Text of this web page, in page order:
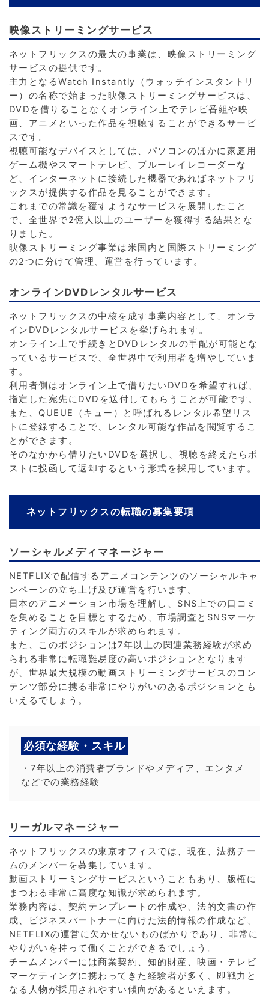
映像ストリーミングサービス
ネットフリックスの最大の事業は、映像ストリーミング
サービスの提供です。
主力となるWatch Instantly（ウォッチインスタントリ
ー）の名称で始まった映像ストリーミングサービスは、
DVDを借りることなくオンライン上でテレビ番組や映
画、アニメといった作品を視聴することができるサービ
スです。
視聴可能なデバイスとしては、パソコンのほかに家庭用
ゲーム機やスマートテレビ、ブルーレイレコーダーな
ど、インターネットに接続した機器であればネットフリ
ックスが提供する作品を見ることができます。
これまでの常識を覆すようなサービスを展開したこと
で、全世界で2億人以上のユーザーを獲得する結果とな
りました。
映像ストリーミング事業は米国内と国際ストリーミング
の2つに分けて管理、運営を行っています。
オンラインDVDレンタルサービス
ネットフリックスの中核を成す事業内容として、オンラ
インDVDレンタルサービスを挙げられます。
オンライン上で手続きとDVDレンタルの手配が可能とな
っているサービスで、全世界中で利用者を増やしていま
す。
利用者側はオンライン上で借りたいDVDを希望すれば、
指定した宛先にDVDを送付してもらうことが可能です。
また、QUEUE（キュー）と呼ばれるレンタル希望リス
トに登録することで、レンタル可能な作品を閲覧するこ
とができます。
そのなかから借りたいDVDを選択し、視聴を終えたらポ
ストに投函して返却するという形式を採用しています。
ネットフリックスの転職の募集要項
ソーシャルメディマネージャー
NETFLIXで配信するアニメコンテンツのソーシャルキャ
ンペーンの立ち上げ及び運営を行います。
日本のアニメーション市場を理解し、SNS上での口コミ
を集めることを目標とするため、市場調査とSNSマーケ
ティング両方のスキルが求められます。
また、このポジションは7年以上の関連業務経験が求め
られる非常に転職難易度の高いポジションとなります
が、世界最大規模の動画ストリーミングサービスのコン
テンツ部分に携る非常にやりがいのあるポジションとも
いえるでしょう。
必須な経験・スキル
・7年以上の消費者ブランドやメディア、エンタメ
などでの業務経験
リーガルマネージャー
ネットフリックスの東京オフィスでは、現在、法務チー
ムのメンバーを募集しています。
動画ストリーミングサービスということもあり、版権に
まつわる非常に高度な知識が求められます。
業務内容は、契約テンプレートの作成や、法的文書の作
成、ビジネスパートナーに向けた法的情報の作成など、
NETFLIXの運営に欠かせないものばかりであり、非常に
やりがいを持って働くことができるでしょう。
チームメンバーには商業契約、知的財産、映画・テレビ
マーケティングに携わってきた経験者が多く、即戦力と
なる人物が採用されやすい傾向があるといえます。